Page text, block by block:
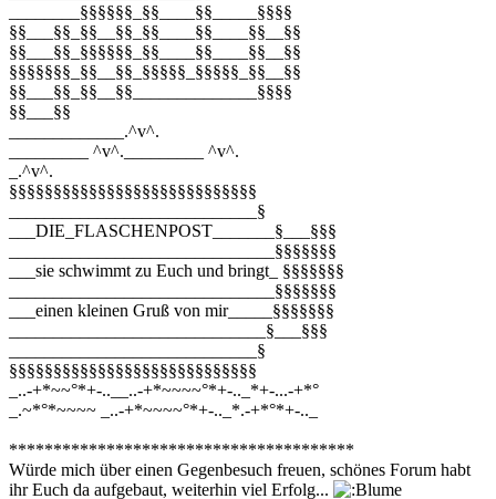
________§§§§§§_§§____§§_____§§§§
§§___§§_§§__§§_§§____§§____§§__§§
§§___§§_§§§§§§_§§____§§____§§__§§
§§§§§§§_§§__§§_§§§§§_§§§§§_§§__§§
§§___§§_§§__§§______________§§§§
§§___§§
_____________.^v^.
_________ ^v^._________ ^v^.
_.^v^.
§§§§§§§§§§§§§§§§§§§§§§§§§§§§
____________________________§
___DIE_FLASCHENPOST_______§___§§§
______________________________§§§§§§§
___sie schwimmt zu Euch und bringt_ §§§§§§§
______________________________§§§§§§§
___einen kleinen Gruß von mir_____§§§§§§§
_____________________________§___§§§
____________________________§
§§§§§§§§§§§§§§§§§§§§§§§§§§§§
_..-+*~~°*+-..__..-+*~~~~°*+-.._*+-...-+*°
_.~*°*~~~~ _..-+*~~~~°*+-.._*.-+*°*+-.._
***************************************
Würde mich über einen Gegenbesuch freuen, schönes Forum habt
ihr Euch da aufgebaut, weiterhin viel Erfolg...